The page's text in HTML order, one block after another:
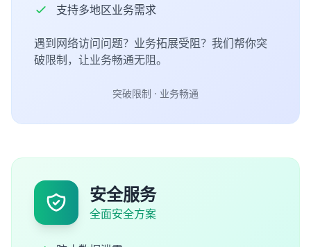
支持多地区业务需求
遇到网络访问问题？业务拓展受阻？我们帮你突
破限制，让业务畅通无阻。
突破限制 · 业务畅通
安全服务
全面安全方案